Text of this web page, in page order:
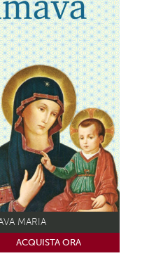
MARIA
ACQUISTA ORA